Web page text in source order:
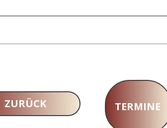
ZURÜCK TERMINE